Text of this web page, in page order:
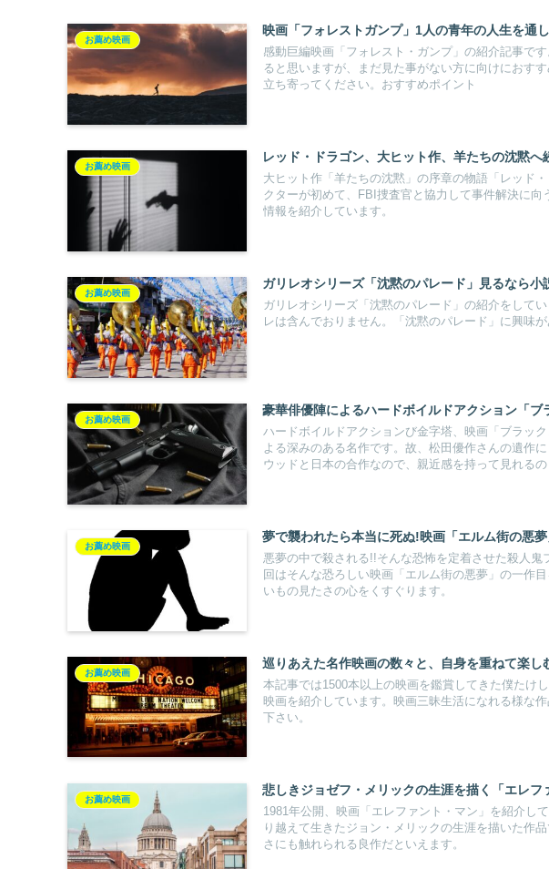
お薦め映画
映画「フォレストガンプ」1人の青年の人生を通
感動巨編映画「フォレスト・ガンプ」の紹介記事で
ると思いますが、まだ見た事がない方に向けにおす
立ち寄ってください。おすすめポイント
お薦め映画
レッド・ドラゴン、大ヒット作、羊たちの沈黙へ
大ヒット作「羊たちの沈黙」の序章の物語「レッド
クターが初めて、FBI捜査官と協力して事件解決に
情報を紹介しています。
お薦め映画
ガリレオシリーズ「沈黙のパレード」見るなら小
ガリレオシリーズ「沈黙のパレード」の紹介をして
レは含んでおりません。「沈黙のパレード」に興味
お薦め映画
豪華俳優陣によるハードボイルドアクション「ブ
ハードボイルドアクションび金字塔、映画「ブラッ
よる深みのある名作です。故、松田優作さんの遺作
ウッドと日本の合作なので、親近感を持って見れるの
お薦め映画
夢で襲われたら本当に死ぬ!映画「エルム街の悪
悪夢の中で殺される!!そんな恐怖を定着させた殺人
回はそんな恐ろしい映画「エルム街の悪夢」の一作
いもの見たさの心をくすぐります。
お薦め映画
巡りあえた名作映画の数々と、自身を重ねて楽し
本記事では1500本以上の映画を鑑賞してきた僕たけ
映画を紹介しています。映画三昧生活になれる様な
下さい。
お薦め映画
悲しきジョゼフ・メリックの生涯を描く「エレフ
1981年公開、映画「エレファント・マン」を紹介し
り越えて生きたジョン・メリックの生涯を描いた作
さにも触れられる良作だといえます。